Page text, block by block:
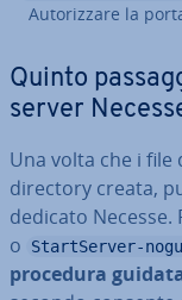
Au­to­riz­za­re la
Quinto
server
Una volta che i
directory creata,
dedicato Necesse.
o StartServer-
procedura